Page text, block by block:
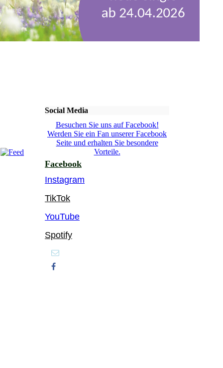
Social Media
Besuchen Sie uns auf Facebook!
Werden Sie ein Fan unserer Facebook
Seite und erhalten Sie besondere
Vorteile.
Facebook
Instagram
TikTok
YouTube
Spotify